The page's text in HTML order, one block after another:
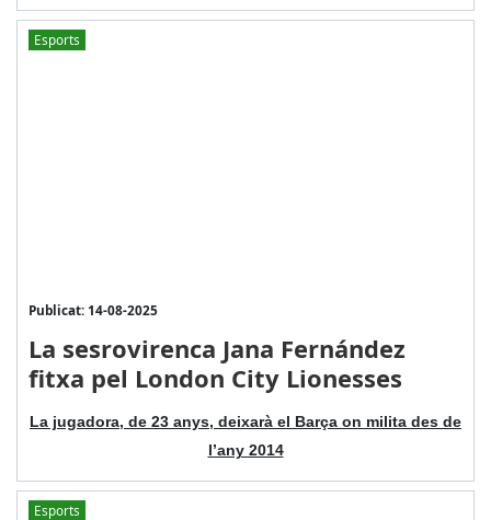
Esports
Publicat: 14-08-2025
La sesrovirenca Jana Fernández
fitxa pel London City Lionesses
La jugadora, de 23 anys, deixarà el Barça on milita des de
l’any 2014
Esports